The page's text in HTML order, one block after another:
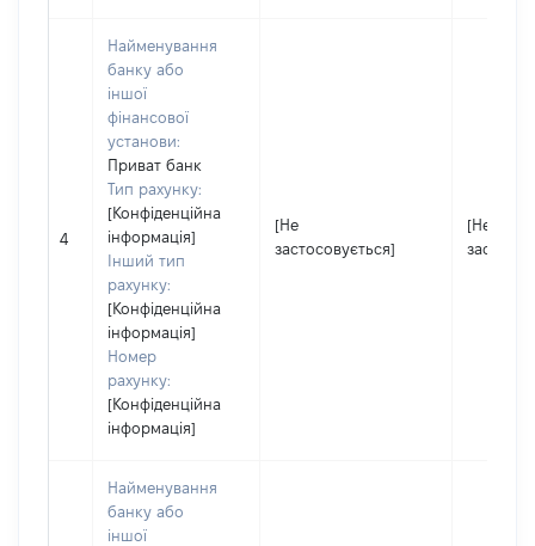
4
Найменування
банку або
іншої
фінансової
установи:
Приват банк
Тип рахунку:
[Конфіденційна
інформація]
Інший тип
рахунку:
[Конфіденційна
інформація]
Номер
рахунку:
[Конфіденційна
інформація]
[Не
застосовується]
[Не
Найменування
банку або
іншої